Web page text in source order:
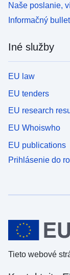
Naše poslanie,
Informačný
Iné služby
EU law
EU tenders
EU research
EU Whoiswho
EU publications
Prihlásenie do
Tieto webové